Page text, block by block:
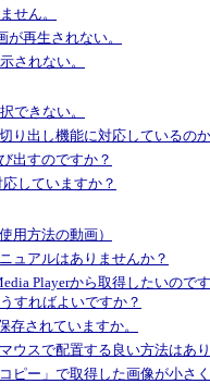
せん。
再生されない。
されない。
できない。
り出し機能に対応しているの
出すのですか？
していますか？
用方法の動画）
ュアルはありませんか？
Playerから取得したいので
すればよいですか？
存されていますか。
ウスで配置する良い方法はあ
ピー」で取得した画像が小さ